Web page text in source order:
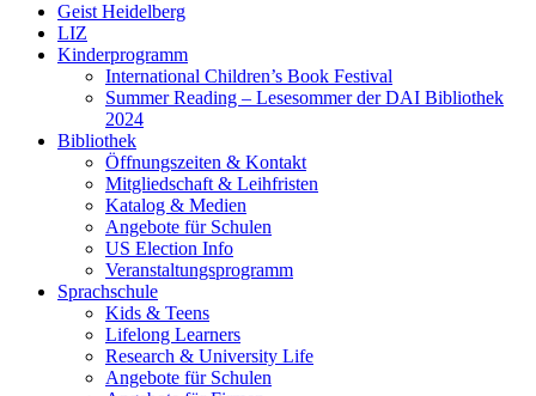
Geist Heidelberg
LIZ
Kinderprogramm
International Children’s Book Festival
Summer Reading – Lesesommer der DAI Bibliothek
2024
Bibliothek
Öffnungszeiten & Kontakt
Mitgliedschaft & Leihfristen
Katalog & Medien
Angebote für Schulen
US Election Info
Veranstaltungsprogramm
Sprachschule
Kids & Teens
Lifelong Learners
Research & University Life
Angebote für Schulen